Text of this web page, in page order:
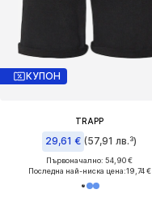
КУПОН
TRAPP
29,61 € (57,91 лв.³)
Първоначално: 54,90 €
Последна най-ниска цена:19,74 €